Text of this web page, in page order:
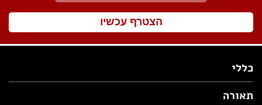
הצטרף עכשיו
כללי
תאורה